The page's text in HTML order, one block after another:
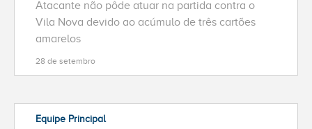
Atacante não pôde atuar na partida contra o
Vila Nova devido ao acúmulo de três cartões
amarelos
28 de setembro
Equipe Principal